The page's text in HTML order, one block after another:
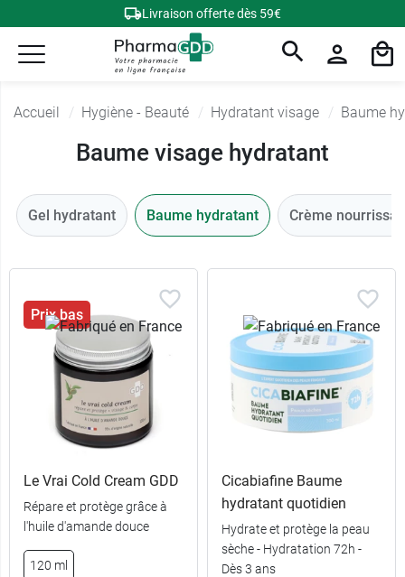
Livraison offerte dès 59€
Accueil Hygiène - Beauté Hydratant visage Baume
Baume visage hydratant
Gel hydratant Baume hydratant Crème
Prix bas
Le Vrai Cold Cream GDD
Répare et protège grâce à
l'huile d'amande douce
120 ml
Cicabiafine Baume
hydratant quotidien
Hydrate et protège la peau
sèche - Hydratation 72h -
Dès 3 ans